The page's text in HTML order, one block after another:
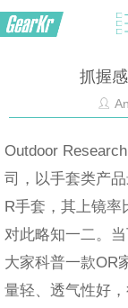
抓握
Outdoor
司，以手套类产
R手套，其上镜率
对此略知一二。
大家科普一款OR
量轻、透气性好